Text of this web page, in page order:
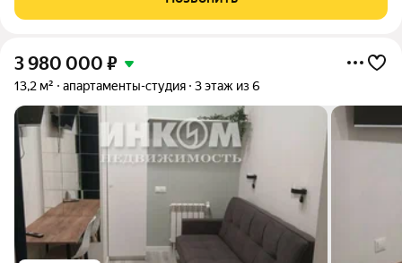
входной группой в помещения-студии.
3 980 000 ₽
13,2 м² апартаменты-студия 3 этаж из 6